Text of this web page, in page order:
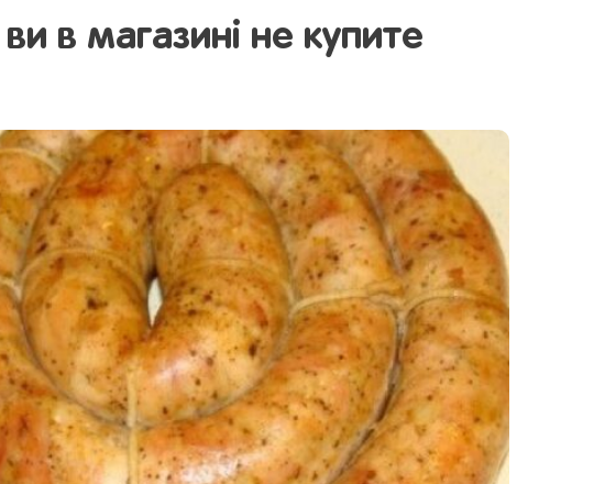
в магазині не купите